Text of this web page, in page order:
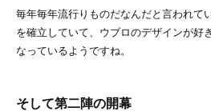
毎年毎年流行りものだなんだと言われて
を確立していて、ウブロのデザインが好
なっているようですね。
そして第二陣の開幕